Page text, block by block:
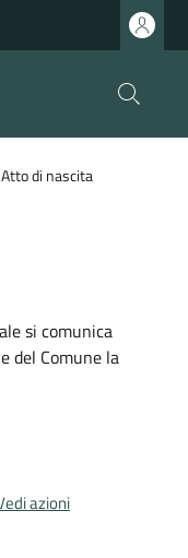
Atto di nascita
si comunica
del Comune la
azioni